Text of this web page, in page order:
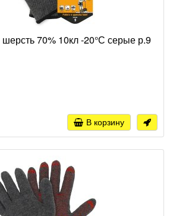
70% 10кл -20°С серые р.9
В корзину